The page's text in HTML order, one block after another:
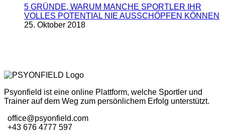
5 GRÜNDE, WARUM MANCHE SPORTLER IHR
VOLLES POTENTIAL NIE AUSSCHÖPFEN KÖNNEN
25. Oktober 2018
Psyonfield ist eine online Plattform, welche Sportler und
Trainer auf dem Weg zum persönlichem Erfolg unterstützt.
office@psyonfield.com
+43 676 4777 597